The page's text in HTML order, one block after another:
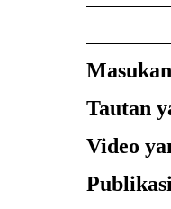
Tautan
Video